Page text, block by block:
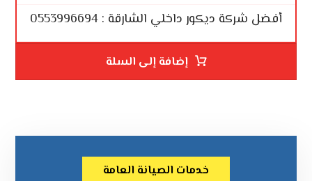
أفضل شركة ديكور داخلي الشارقة : 0553996694
إضافة إلى السلة
خدمات الصيانة العامة